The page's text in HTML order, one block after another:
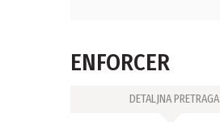
ENFORCER
DETALJNA PRETRAGA